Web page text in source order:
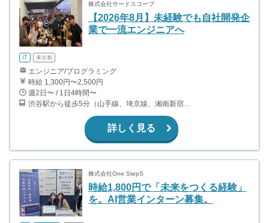
株式会社サードスコープ
【2026年8月】未経験でも自社開発企
業で一流エンジニアへ
IT 東京都
エンジニア/プログラミング
時給 1,300円〜2,500円
週2日〜 / 1日4時間〜
渋谷駅から徒歩5分（山手線、埼京線、湘南新宿ライン、銀座線、他） 表参道駅から徒歩7分（銀座線、半蔵門線、千代田線）
詳しく見る
株式会社One StepS
時給1,800円で「未来をつくる経験」
を。AI営業インターン募集。